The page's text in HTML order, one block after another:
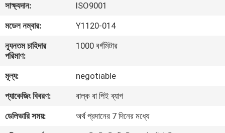
কারখানা
ভ্রমণ
নিয়ন্ত্রণ
যোগাযোগ
সাক্ষ্যদান:
ISO9001
মডেল নম্বার:
Y1120-014
ন্যূনতম চাহিদার
পরিমাণ:
1000 বর্গমিটার
মূল্য:
negotiable
প্যাকেজিং বিবরণ:
বাল্ক বা পিই ব্যাগ
ডেলিভারি সময়:
অর্থ প্রদানের 7 দিনের মধ্যে